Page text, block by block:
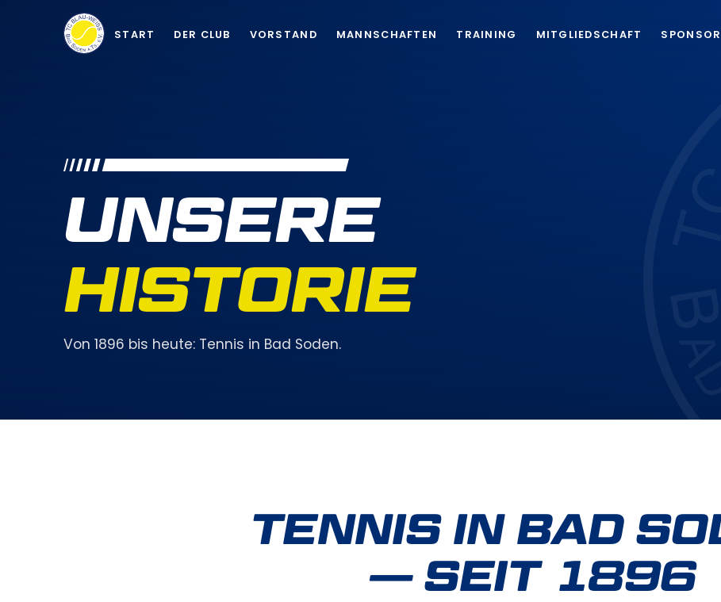
START DER CLUB VORSTAND MANNSCHAFTEN TRAINING MITGLIEDSCHAFT
UNSERE
HISTORIE
Von 1896 bis heute: Tennis in Bad Soden.
TENNIS IN BAD
— SEIT 1896